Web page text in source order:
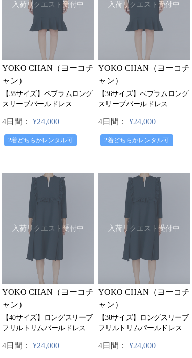
入荷リクエスト受付中
YOKO CHAN（ヨーコチ
ャン）
【38サイズ】ペプラムロング
スリーブパールドレス
4日間： ¥24,000
2着どちらかレンタル可
入荷リクエスト受付中
YOKO CHAN（ヨーコチ
ャン）
【36サイズ】ペプラムロング
スリーブパールドレス
4日間： ¥24,000
2着どちらかレンタル可
入荷リクエスト受付中
YOKO CHAN（ヨーコチ
ャン）
【40サイズ】ロングスリーブ
フリルトリムパールドレス
4日間： ¥24,000
入荷リクエスト受付中
YOKO CHAN（ヨーコチ
ャン）
【38サイズ】ロングスリーブ
フリルトリムパールドレス
4日間： ¥24,000